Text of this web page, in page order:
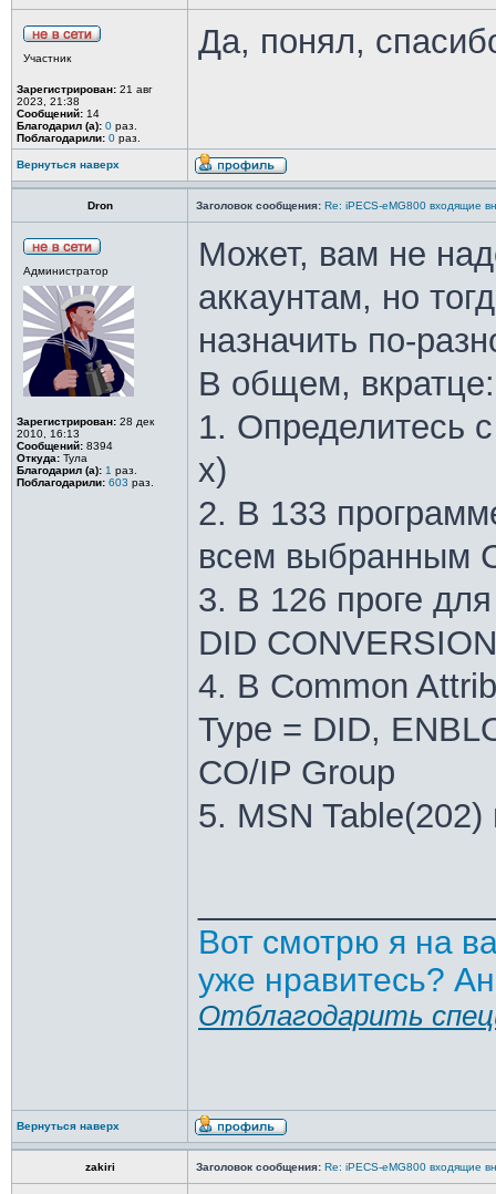
Участник
Зарегистрирован: 21 авг
2023, 21:38
Сообщений: 14
Благодарил (а): 0 раз.
Поблагодарили: 0 раз.
Да, понял,
Вернуться наверх
Dron Заголовок сообщения: Re: iPECS-eMG800 входящие
Администратор
Зарегистрирован: 28 дек
2010, 16:13
Сообщений: 8394
Откуда: Тула
Благодарил (а): 1 раз.
Поблагодарили: 603 раз.
Может, вам не
аккаунтам, но
назначить по-
В общем, вкратце:
1. Определитесь
х)
2. В 133
всем выбранным
3. В 126 проге
DID
4. В Common
Type = DID,
CO/IP Group
5. MSN
Вот смотрю я на
уже нравитесь?
Отблагодарить
Вернуться наверх
zakiri Заголовок сообщения: Re: iPECS-eMG800 входящие